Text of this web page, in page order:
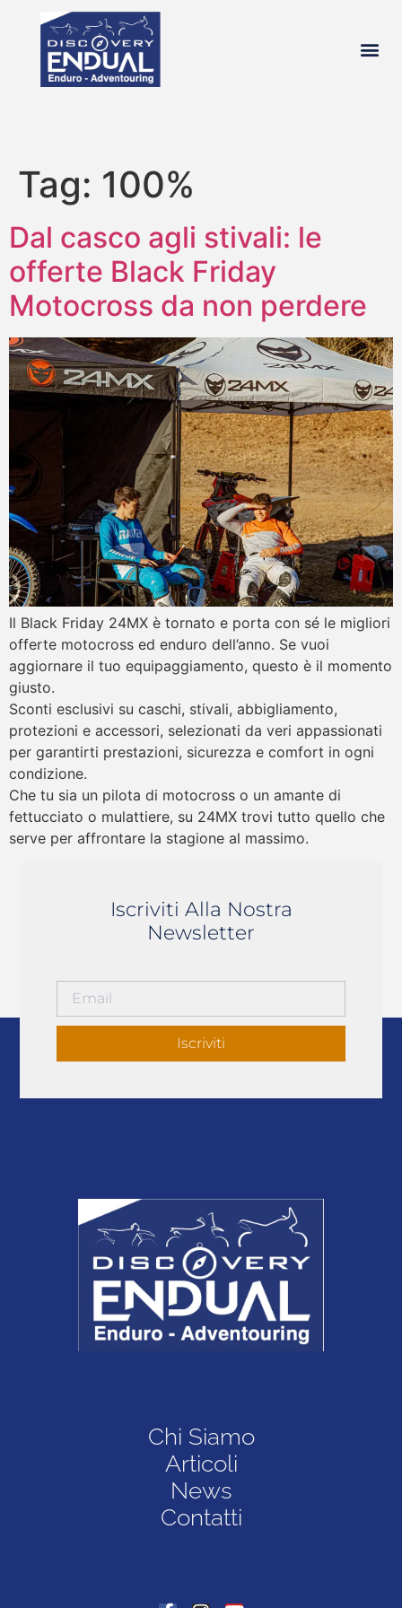
Tag: 100%
Dal casco agli stivali: le
offerte Black Friday
Motocross da non perdere
Il Black Friday 24MX è tornato e porta con sé le migliori
offerte motocross ed enduro dell’anno. Se vuoi
aggiornare il tuo equipaggiamento, questo è il momento
giusto.
Sconti esclusivi su caschi, stivali, abbigliamento,
protezioni e accessori, selezionati da veri appassionati
per garantirti prestazioni, sicurezza e comfort in ogni
condizione.
Che tu sia un pilota di motocross o un amante di
fettucciato o mulattiere, su 24MX trovi tutto quello che
serve per affrontare la stagione al massimo.
Iscriviti Alla Nostra
Newsletter
Iscriviti
Chi Siamo
Articoli
News
Contatti